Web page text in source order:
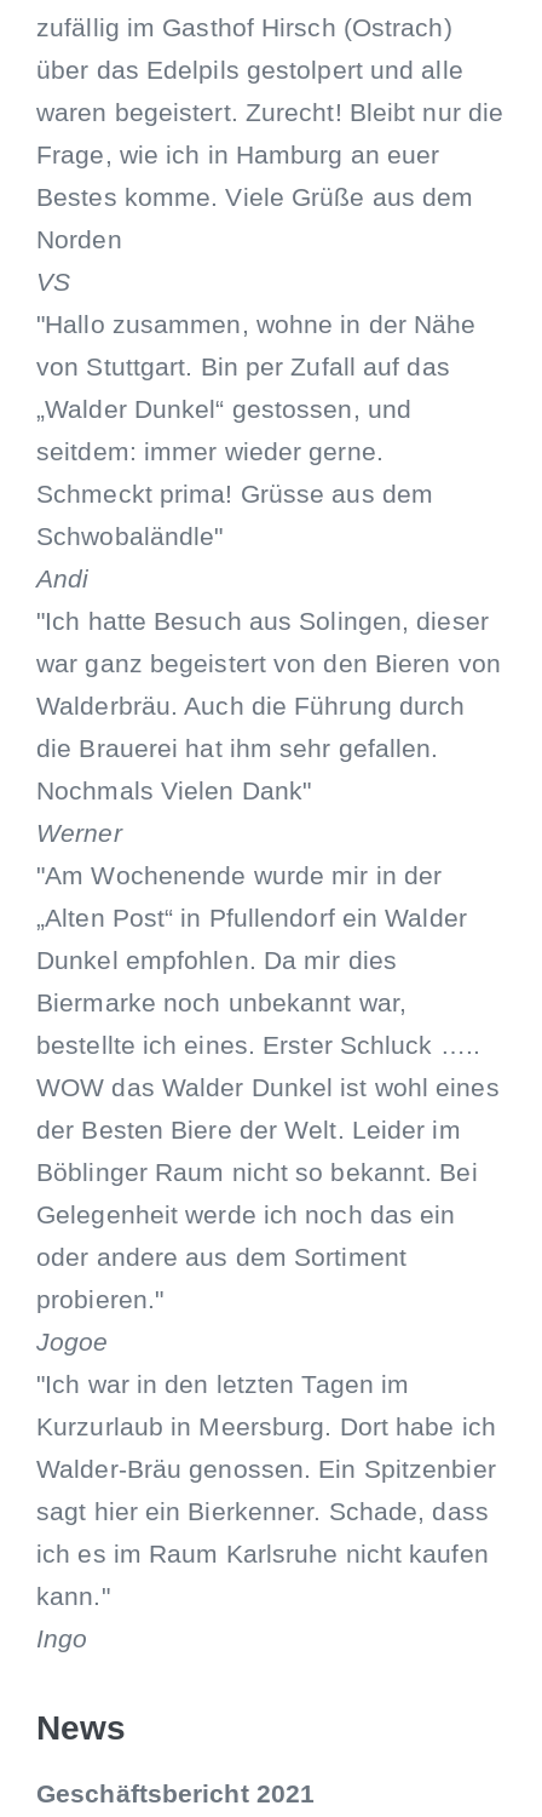
zufällig im Gasthof Hirsch (Ostrach)
über das Edelpils gestolpert und alle
waren begeistert. Zurecht! Bleibt nur die
Frage, wie ich in Hamburg an euer
Bestes komme. Viele Grüße aus dem
Norden
VS
"Hallo zusammen, wohne in der Nähe
von Stuttgart. Bin per Zufall auf das
„Walder Dunkel“ gestossen, und
seitdem: immer wieder gerne.
Schmeckt prima! Grüsse aus dem
Schwobaländle"
Andi
"Ich hatte Besuch aus Solingen, dieser
war ganz begeistert von den Bieren von
Walderbräu. Auch die Führung durch
die Brauerei hat ihm sehr gefallen.
Nochmals Vielen Dank"
Werner
"Am Wochenende wurde mir in der
„Alten Post“ in Pfullendorf ein Walder
Dunkel empfohlen. Da mir dies
Biermarke noch unbekannt war,
bestellte ich eines. Erster Schluck …..
WOW das Walder Dunkel ist wohl eines
der Besten Biere der Welt. Leider im
Böblinger Raum nicht so bekannt. Bei
Gelegenheit werde ich noch das ein
oder andere aus dem Sortiment
probieren."
Jogoe
"Ich war in den letzten Tagen im
Kurzurlaub in Meersburg. Dort habe ich
Walder-Bräu genossen. Ein Spitzenbier
sagt hier ein Bierkenner. Schade, dass
ich es im Raum Karlsruhe nicht kaufen
kann."
Ingo
News
Geschäftsbericht 2021